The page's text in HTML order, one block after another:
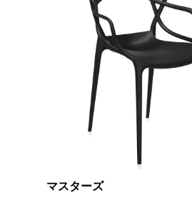
マスターズ